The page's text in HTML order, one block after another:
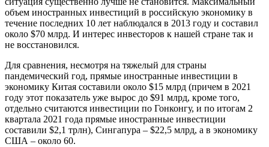
объем иностранных инвестиций в российскую экономику в
течение последних 10 лет наблюдался в 2013 году и составил
около $70 млрд. И интерес инвесторов к нашей стране так и
не восстановился.
Для сравнения, несмотря на тяжелый для страны
пандемический год, прямые иностранные инвестиции в
экономику Китая составили около $15 млрд (причем в 2021
году этот показатель уже вырос до $91 млрд, кроме того,
отдельно считаются инвестиции по Гонконгу, и по итогам 2
квартала 2021 года прямые иностранные инвестиции
составили $2,1 трлн), Сингапура – $22,5 млрд, а в экономику
США – около 60.